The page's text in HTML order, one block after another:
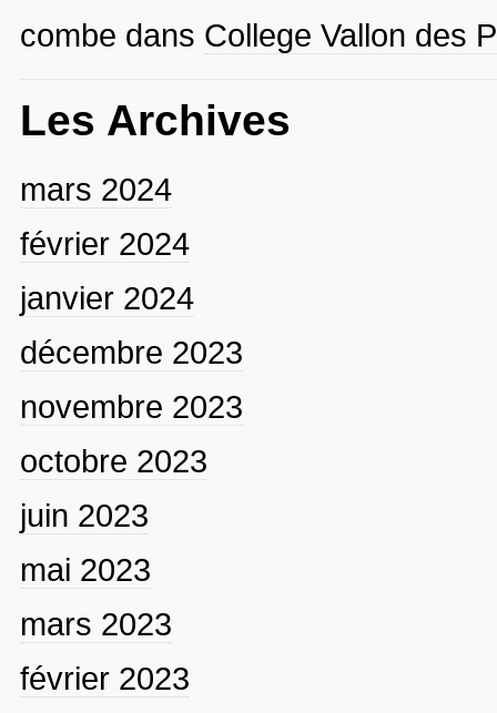
combe dans College Vallon des
Les Archives
mars 2024
février 2024
janvier 2024
décembre 2023
novembre 2023
octobre 2023
juin 2023
mai 2023
mars 2023
février 2023